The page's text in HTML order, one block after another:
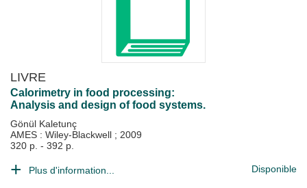
LIVRE
Calorimetry in food processing:
Analysis and design of food systems.
Gönül Kaletunç
AMES : Wiley-Blackwell ; 2009
320 p. - 392 p.
Plus d'information... Disponible